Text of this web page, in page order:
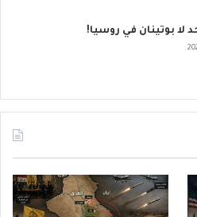
لا بوتينان في روسيا!